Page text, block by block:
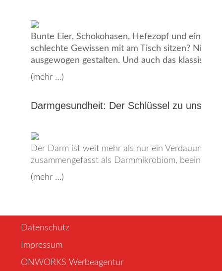
Bunte Eier, Schokohasen, Hefezopf und ein
schlechte Gewissen mit am Tisch sitzen? Nicht
ausgewogen gestalten. Und auch das
(mehr …)
Darmgesundheit: Der Schlüssel zu
Der Darm ist weit mehr als nur ein
zusammengefasst als Darmmikrobiom,
(mehr …)
Datenschutz
Impressum
ONWORKS Werbeagentur